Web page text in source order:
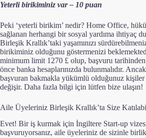
Yeterli birikiminiz var – 10 puan
Peki ‘yeterli birikim’ nedir? Home Office,
sağlanan herhangi bir sosyal yardıma ihtiyaç
Birleşik Krallık’taki yaşamınızı
birikiminiz olduğunu göstermenizi
minimum limit 1270 £ olup, başvuru
önce banka hesaplarınızda bulunmalıdır.
başvuran bakmakla yükümlü olduğunuz kişiler
değişir. Daha fazla bilgi için lütfen bize ulaşın!
Aile Üyeleriniz Birleşik Krallık’ta Size
Evet! Bir iş kurmak için İngiltere Start-up
başvuruyorsanız, aile üyeleriniz de sizinle